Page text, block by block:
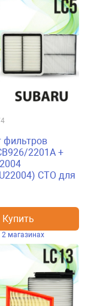
фильтров
2201A +
CTO для
Купить
2 магазинах